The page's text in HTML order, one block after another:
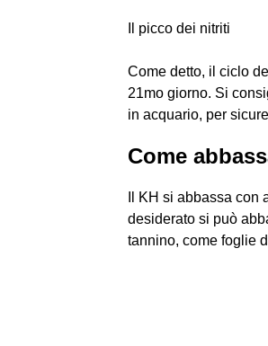
Il picco dei nitriti
Come detto, il ciclo
21mo giorno. Si
in acquario, per
Come
Il KH si abbassa
desiderato si può
tannino, come foglie